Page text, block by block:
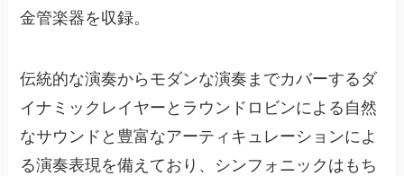
金管楽器を収録。
伝統的な演奏からモダンな演奏までカバーするダ
イナミックレイヤーとラウンドロビンによる自然
なサウンドと豊富なアーティキュレーションによ
る演奏表現を備えており、シンフォニックはもち